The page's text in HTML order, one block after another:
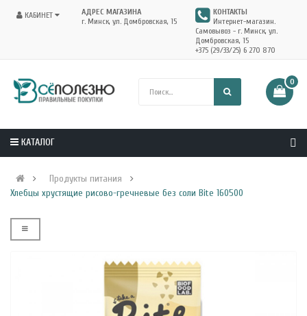
КАБИНЕТ
АДРЕС МАГАЗИНА
г. Минск, ул. Домбровская, 15
КОНТАКТЫ
Интернет-магазин.
Самовывоз - г. Минск, ул.
Домбровская, 15
+375 (29/33/25) 6 270 870
0
КАТАЛОГ
Продукты питания
Хлебцы хрустящие рисово-гречневые без соли Bite 160500